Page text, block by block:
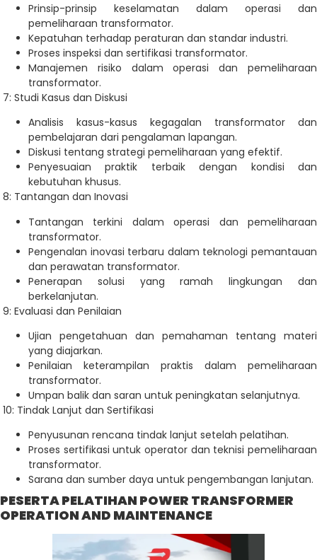
Prinsip-prinsip keselamatan dalam operasi dan
pemeliharaan transformator.
Kepatuhan terhadap peraturan dan standar industri.
Proses inspeksi dan sertifikasi transformator.
Manajemen risiko dalam operasi dan pemeliharaan
transformator.
7: Studi Kasus dan Diskusi
Analisis kasus-kasus kegagalan transformator dan
pembelajaran dari pengalaman lapangan.
Diskusi tentang strategi pemeliharaan yang efektif.
Penyesuaian praktik terbaik dengan kondisi dan
kebutuhan khusus.
8: Tantangan dan Inovasi
Tantangan terkini dalam operasi dan pemeliharaan
transformator.
Pengenalan inovasi terbaru dalam teknologi pemantauan
dan perawatan transformator.
Penerapan solusi yang ramah lingkungan dan
berkelanjutan.
9: Evaluasi dan Penilaian
Ujian pengetahuan dan pemahaman tentang materi
yang diajarkan.
Penilaian keterampilan praktis dalam pemeliharaan
transformator.
Umpan balik dan saran untuk peningkatan selanjutnya.
10: Tindak Lanjut dan Sertifikasi
Penyusunan rencana tindak lanjut setelah pelatihan.
Proses sertifikasi untuk operator dan teknisi pemeliharaan
transformator.
Sarana dan sumber daya untuk pengembangan lanjutan.
PESERTA PELATIHAN POWER TRANSFORMER
OPERATION AND MAINTENANCE